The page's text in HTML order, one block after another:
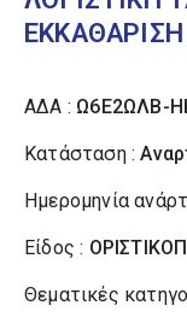
ΑΔΑ : Ω6Ε2ΩΛΒ-
Κατάσταση :
Ημερομηνία
Είδος :
Θεματικές